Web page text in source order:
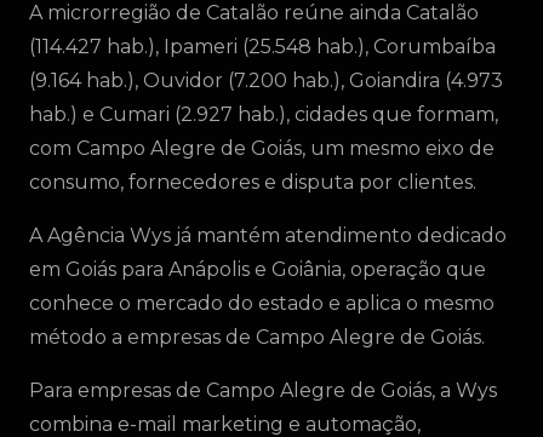
A microrregião de Catalão reúne ainda Catalão
(114.427 hab.), Ipameri (25.548 hab.), Corumbaíba
(9.164 hab.), Ouvidor (7.200 hab.), Goiandira (4.973
hab.) e Cumari (2.927 hab.), cidades que formam,
com Campo Alegre de Goiás, um mesmo eixo de
consumo, fornecedores e disputa por clientes.
A Agência Wys já mantém atendimento dedicado
em Goiás para Anápolis e Goiânia, operação que
conhece o mercado do estado e aplica o mesmo
método a empresas de Campo Alegre de Goiás.
Para empresas de Campo Alegre de Goiás, a Wys
combina e-mail marketing e automação,